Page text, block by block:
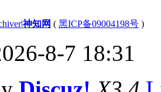
|神知网 ( 黑ICP备09004198号 )
8-7 18:31